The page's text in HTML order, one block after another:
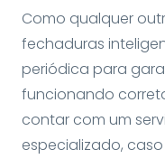
Como qualquer
fechaduras
periódica para
funcionando
contar com um
especializado,